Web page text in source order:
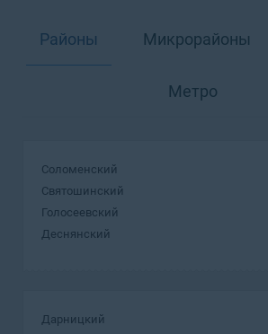
Районы Микрорайоны
Метро
Соломенский
Святошинский
Голосеевский
Деснянский
Дарницкий